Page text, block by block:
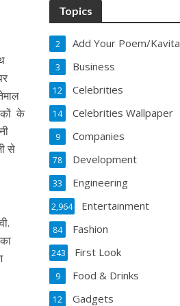
के
से
Topics
Add Your Poem/Kavita
2
Business
3
Celebrities
12
Celebrities Wallpaper
14
Companies
9
Development
78
Engineering
33
Entertainment
2,964
Fashion
84
First Look
243
Food & Drinks
9
Gadgets
12